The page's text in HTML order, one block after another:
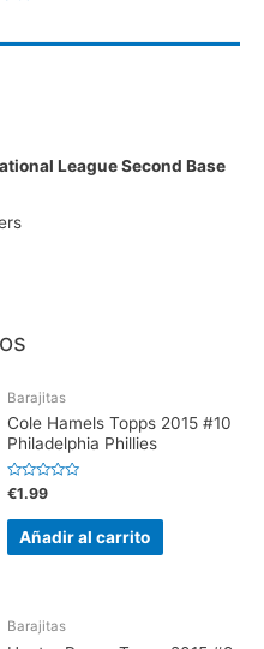
League Second Base
Barajitas
Cole Hamels Topps 2015 #10
Philadelphia Phillies
V
a
l
a
0
d
€1.99
Añadir al carrito
Barajitas